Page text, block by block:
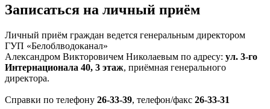
Записаться на личный приём
Личный приём граждан ведется генеральным директором
ГУП «Белоблводоканал»
Александром Викторовичем Николаевым по адресу: ул. 3-го
Интернационала 40, 3 этаж, приёмная генерального
директора.
Справки по телефону 26-33-39, телефон/факс 26-33-31